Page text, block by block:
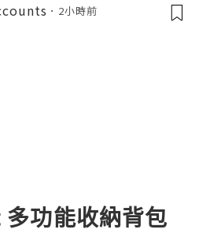
2小時前
功能收納背包